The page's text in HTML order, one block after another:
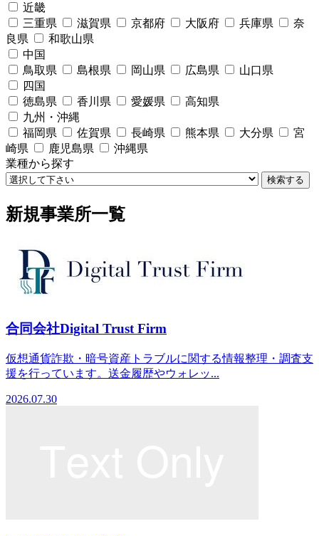
近畿
三重県
滋賀県 京都府 大阪府 兵庫県
奈
良県
和歌山県
中国
鳥取県
島根県 岡山県 広島県
山口県
四国
徳島県
香川県 愛媛県
高知県
九州・沖縄
福岡県
佐賀県 長崎県 熊本県 大分県
宮
崎県
鹿児島県
沖縄県
業種から探す
検索する
新規事業所一覧
合同会社Digital Trust Firm
仮想通貨詐欺・暗号資産トラブルに関する情報整理・調査支
援を行っています。送金履歴やウォレッ...
2026.07.30